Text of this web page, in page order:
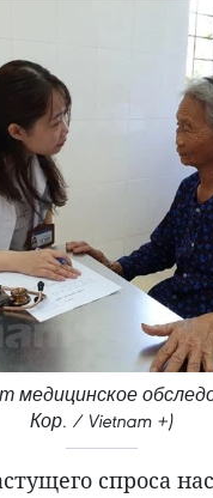
медицинское
Кор. / Vietnam +)
спроса